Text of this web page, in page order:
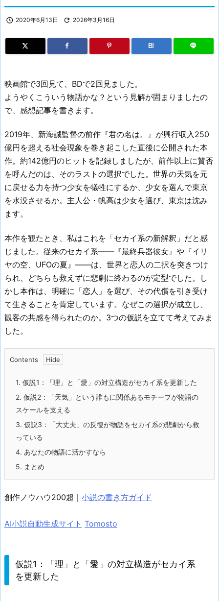
 2020年6月13日  2026年3月16日
B!
映画館で3回見て、BDで2回見ました。
ようやくこういう物語かな？という見解が固まりましたの
で、感想記事を書きます。
2019年、新海誠監督の前作『君の名は。』が興行収入250
億円を超える社会現象を巻き起こした直後に公開された本
作。約142億円のヒットを記録しましたが、前作以上に賛否
を呼んだのは、そのラストの選択でした。世界の天気を元
に戻せる力を持つ少女を犠牲にするか、少女を選んで東京
を水没させるか。主人公・帆高は少女を選び、東京は沈み
ます。
本作を観たとき、私はこれを「セカイ系の新解釈」だと感
じました。従来のセカイ系——『最終兵器彼女』や『イリ
ヤの空、UFOの夏』——は、世界と恋人の二択を突きつけ
られ、どちらも救えずに悲劇に終わるのが定型でした。し
かし本作は、明確に「恋人」を選び、その代償を引き受け
て生きることを肯定しています。なぜこの選択が成立し、
観客の共感を得られたのか。3つの仮説を立てて考えてみま
した。
Contents
1. 仮説1：「理」と「愛」の対立構造がセカイ系を更新した
2. 仮説2：「天気」という誰もに関係あるモチーフが物語の
スケールを支える
3. 仮説3：「大丈夫」の反復が物語をセカイ系の悲劇から救
っている
4. あなたの物語に活かすなら
5. まとめ
創作ノウハウ200超｜ 小説の書き方ガイド
AI小説自動生成サイト Tomosto
仮説1：「理」と「愛」の対立構造がセカイ系
を更新した